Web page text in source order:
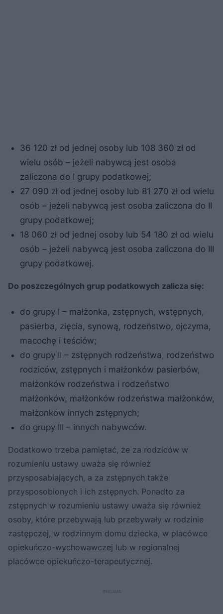
36 120 zł od jednej osoby lub 108 360 zł od
wielu osób – jeżeli nabywcą jest osoba
zaliczona do I grupy podatkowej;
27 090 zł od jednej osoby lub 81 270 zł od wielu
osób – jeżeli nabywcą jest osoba zaliczona do II
grupy podatkowej;
18 060 zł od jednej osoby lub 54 180 zł od wielu
osób – jeżeli nabywcą jest osoba zaliczona do III
grupy podatkowej.
Do poszczególnych grup podatkowych zalicza się:
do grupy I – małżonka, zstępnych, wstępnych,
pasierba, zięcia, synową, rodzeństwo, ojczyma,
macochę i teściów;
do grupy II – zstępnych rodzeństwa, rodzeństwo
rodziców, zstępnych i małżonków pasierbów,
małżonków rodzeństwa i rodzeństwo
małżonków, małżonków rodzeństwa małżonków,
małżonków innych zstępnych;
do grupy III – innych nabywców.
Dodatkowo trzeba pamiętać, że za rodziców w
rozumieniu ustawy uważa się również
przysposabiających, a za zstępnych także
przysposobionych i ich zstępnych. Ponadto za
zstępnych w rozumieniu ustawy uważa się również
osoby, które przebywają lub przebywały w rodzinie
zastępczej, w rodzinnym domu dziecka, w placówce
opiekuńczo-wychowawczej lub w regionalnej
placówce opiekuńczo-terapeutycznej.